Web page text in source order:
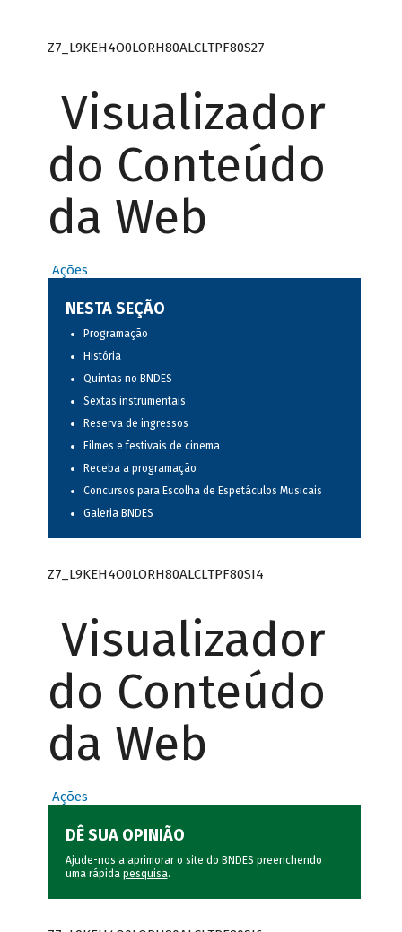
Z7_L9KEH4O0LORH80ALCLTPF80S27
Visualizador
do Conteúdo
da Web
Ações
NESTA SEÇÃO
Programação
História
Quintas no BNDES
Sextas instrumentais
Reserva de ingressos
Filmes e festivais de cinema
Receba a programação
Concursos para Escolha de Espetáculos Musicais
Galeria BNDES
Z7_L9KEH4O0LORH80ALCLTPF80SI4
Visualizador
do Conteúdo
da Web
Ações
DÊ SUA OPINIÃO
Ajude-nos a aprimorar o site do BNDES preenchendo
uma rápida pesquisa.